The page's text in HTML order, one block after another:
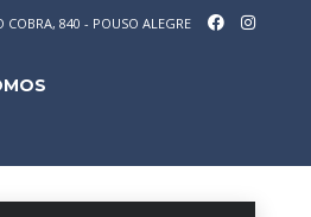
840 - POUSO ALEGRE